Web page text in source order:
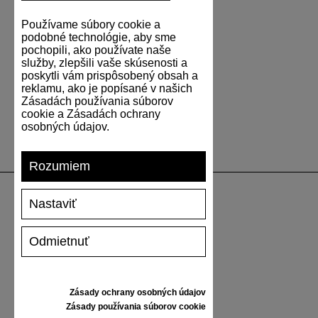
PODPORA
VEĽKOSTNÁ TABUĽKA
STAROSTLIVOSŤ O TENISKY
Používame súbory cookie a
podobné technológie, aby sme
pochopili, ako používate naše
služby, zlepšili vaše skúsenosti a
poskytli vám prispôsobený obsah a
reklamu, ako je popísané v našich
Zásadách používania súborov
cookie a Zásadách ochrany
osobných údajov.
Rozumiem
Odmietnuť
Nastaviť
Zásady ochrany osobných údajov
Zásady používania súborov cookie